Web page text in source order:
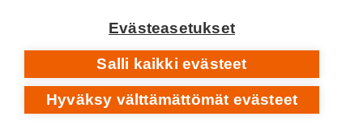
Evästeasetukset
Salli kaikki evästeet
Hyväksy välttämättömät evästeet